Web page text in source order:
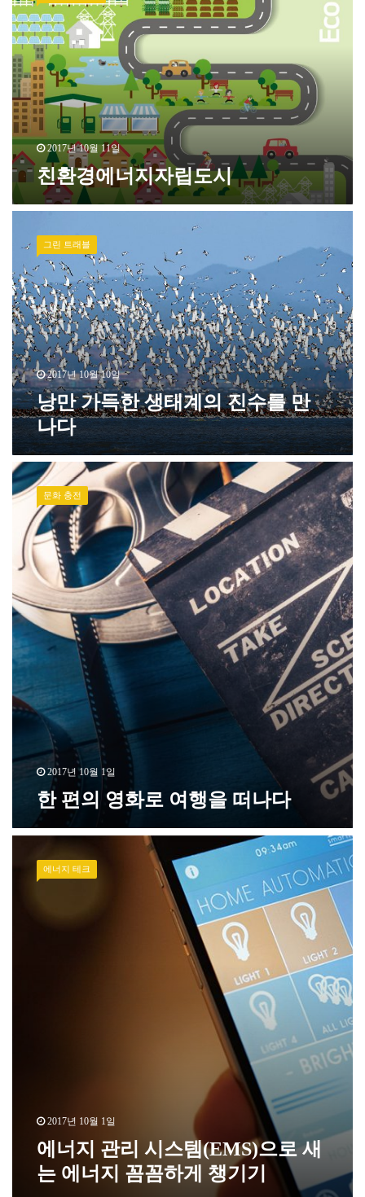
2017년 10월 11일
친환경에너지자립도시
그린 트래블
2017년 10월 10일
낭만 가득한 생태계의 진수를 만
나다
문화 충전
2017년 10월 1일
한 편의 영화로 여행을 떠나다
에너지 테크
2017년 10월 1일
에너지 관리 시스템(EMS)으로 새
는 에너지 꼼꼼하게 챙기기